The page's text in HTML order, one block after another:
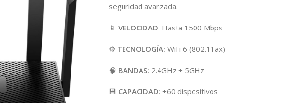
seguridad avanzada.
📱 VELOCIDAD: Hasta 1500 Mbps
⚙️ TECNOLOGÍA: WiFi 6 (802.11ax)
🧠 BANDAS: 2.4GHz + 5GHz
💾 CAPACIDAD: +60 dispositivos